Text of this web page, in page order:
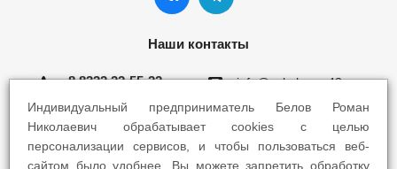
Наши контакты
8 8332 22-55-22 info@yokohama43.ru
Киров, ул. Ломоносова 5Б
Киров, ул. Профсоюзная 7А
Индивидуальный предприниматель Белов Роман
Николаевич обрабатывает cookies с целью
персонализации сервисов, и чтобы пользоваться веб-
сайтом было удобнее. Вы можете запретить обработку